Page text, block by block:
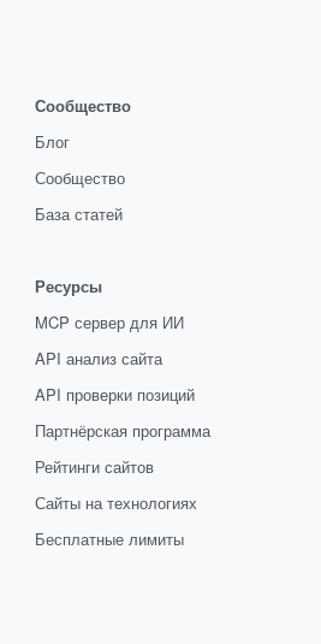
Сообщество
Блог
Сообщество
База статей
Ресурсы
MCP сервер для ИИ
API анализ сайта
API проверки позиций
Партнёрская программа
Рейтинги сайтов
Сайты на технологиях
Бесплатные лимиты